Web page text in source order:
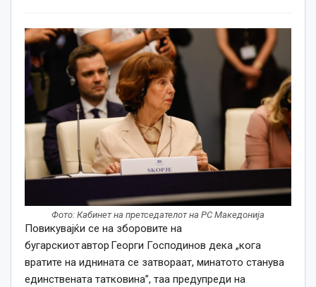
Фото: Кабинет на претседателот на РС Македонија
Повикувајќи се на зборовите на
бугарскиот автор Георги Господинов дека „кога
вратите на иднината се затвораат, минатото станува
единствената татковина”, таа предупреди на